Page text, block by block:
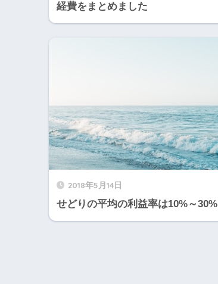
経費をまとめました
2018年5月14日
せどりの平均の利益率は10%～30%